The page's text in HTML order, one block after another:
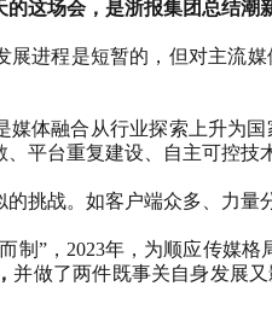
这场会，是浙报集团总结潮
展进程是短暂的，但对主流
媒体融合从行业探索上升为
平台重复建设、自主可控技
挑战。如客户端众多、力量
制”， 2023年，为顺应传媒格
并做了两件既事关自身发展